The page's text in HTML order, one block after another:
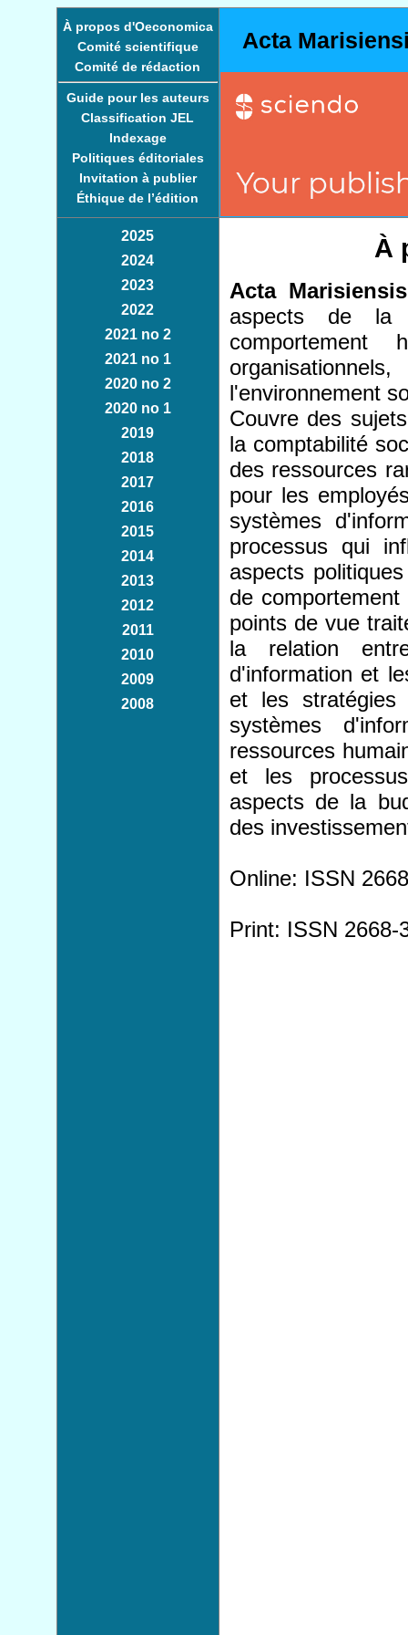
À propos d'Oeconomica
Comité scientifique
Comité de rédaction
Guide pour les auteurs
Classification JEL
Indexage
Politiques éditoriales
Invitation à publier
Éthique de l’édition
Acta
2025
2024
2023
2022
2021 no 2
2021 no 1
2020 no 2
2020 no 1
2019
2018
2017
2016
2015
2014
2013
2012
2011
2010
2009
2008
À
Acta
aspects de la
l'environnement
Couvre des
la comptabilité
des ressources
pour les
systèmes
processus qui
aspects
de
points de vue
la relation
d'information et
et les stratégies
systèmes
ressources
et les
aspects de la
des
Online: ISSN
Print: ISSN 2668-